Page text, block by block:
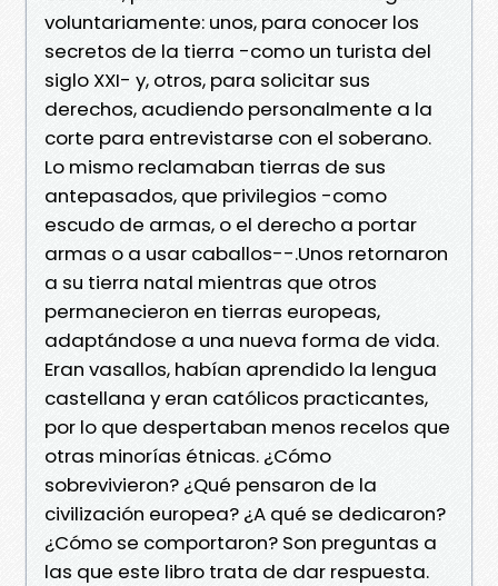
voluntariamente: unos, para conocer los
secretos de la tierra -como un turista del
siglo XXI- y, otros, para solicitar sus
derechos, acudiendo personalmente a la
corte para entrevistarse con el soberano.
Lo mismo reclamaban tierras de sus
antepasados, que privilegios -como
escudo de armas, o el derecho a portar
armas o a usar caballos--.Unos retornaron
a su tierra natal mientras que otros
permanecieron en tierras europeas,
adaptándose a una nueva forma de vida.
Eran vasallos, habían aprendido la lengua
castellana y eran católicos practicantes,
por lo que despertaban menos recelos que
otras minorías étnicas. ¿Cómo
sobrevivieron? ¿Qué pensaron de la
civilización europea? ¿A qué se dedicaron?
¿Cómo se comportaron? Son preguntas a
las que este libro trata de dar respuesta.